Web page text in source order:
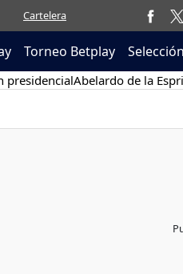
Cartelera
Torneo Betplay Selección
presidencialAbelardo de la